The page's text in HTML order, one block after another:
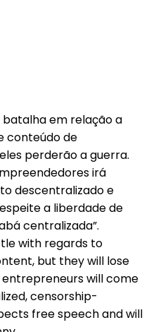
batalha em relação a
conteúdo de
perderão a guerra.
irá
descentralizado e
a liberdade de
centralizada”.
with regards to
but they will lose
will come
censorship-
free speech and will